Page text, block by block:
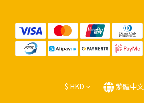
$ HKD 繁體中文